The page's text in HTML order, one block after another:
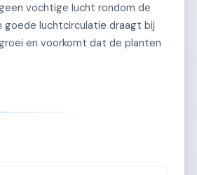
vochtige lucht rondom de
goede luchtcirculatie draagt bij
en voorkomt dat de planten